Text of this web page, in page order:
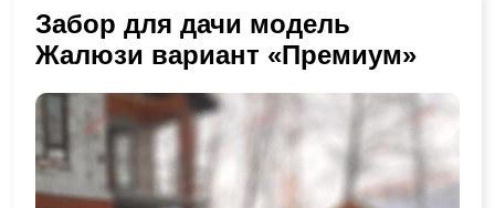
Забор для дачи модель
Жалюзи вариант «Премиум»